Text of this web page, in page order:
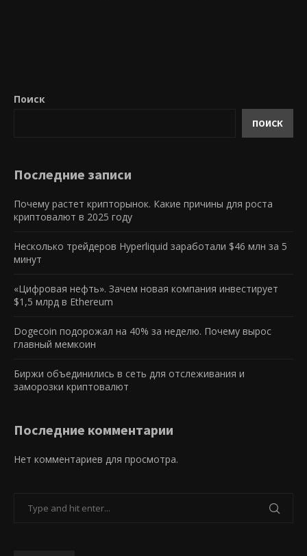
Поиск
ПОИСК
Последние записи
Почему растет крипторынок. Какие причины для роста
криптовалют в 2025 году
Несколько трейдеров Hyperliquid заработали $46 млн за 5
минут
«Цифровая нефть». Зачем новая компания инвестирует
$1,5 млрд в Ethereum
Dogecoin подорожал на 40% за неделю. Почему вырос
главный мемкоин
Биржи объединились в сеть для отслеживания и
заморозки криптовалют
Последние комментарии
Нет комментариев для просмотра.